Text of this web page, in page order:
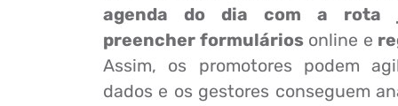
agenda do dia com a rota
preencher formuláriosonline e
Assim, os promotores podem
dados e os gestores conseguem